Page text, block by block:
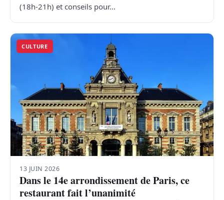
(18h-21h) et conseils pour…
CULTURE
13 JUIN 2026
Dans le 14e arrondissement de Paris, ce
restaurant fait l’unanimité